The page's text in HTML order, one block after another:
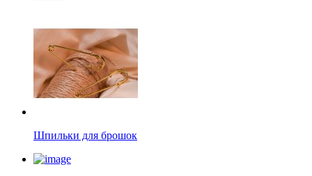
Шпильки для брошок